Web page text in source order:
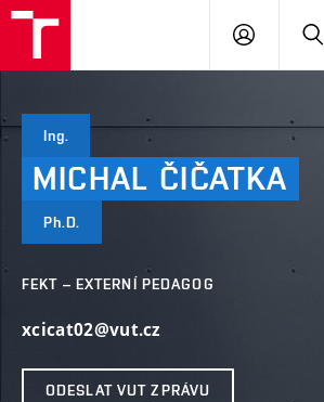
PŘIHLÁSIT
Ing.
MICHAL ČIČATKA
Ph.D.
FEKT – EXTERNÍ PEDAGOG
xcicat02@vut.cz
ODESLAT VUT ZPRÁVU